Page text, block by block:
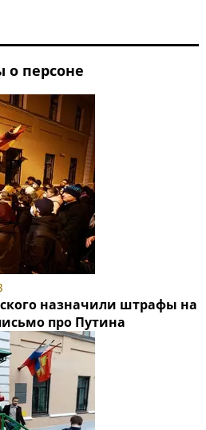
персоне
назначили штрафы на
про Путина